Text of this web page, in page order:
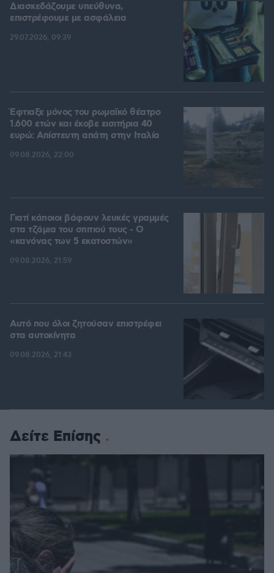
Διασκεδάζουμε υπεύθυνα,
επιστρέφουμε με ασφάλεια
29.07.2026, 09:39
Έφτιαξε μόνος του ρωμαϊκό θέατρο
1.600 ετών και έκοβε εισιτήρια 40
ευρώ: Απίστευτη απάτη στην Ιταλία
09.08.2026, 22:00
Γιατί κάποιοι βάφουν λευκές γραμμές
στα τζάμια του σπιτιού τους - Ο
«κανόνας των 5 εκατοστών»
09.08.2026, 21:59
Αυτό που όλοι ζητούσαν επιστρέφει
στα αυτοκίνητα
09.08.2026, 21:43
Δείτε Επίσης